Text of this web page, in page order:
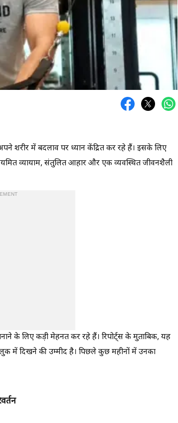
शरीर में बदलाव पर ध्यान केंद्रित कर रहे हैं। इसके लिए
व्यायाम, संतुलित आहार और एक व्यवस्थित जीवनशैली
के लिए कड़ी मेहनत कर रहे हैं। रिपोर्ट्स के मुताबिक, यह
में दिखने की उम्मीद है। पिछले कुछ महीनों में उनका